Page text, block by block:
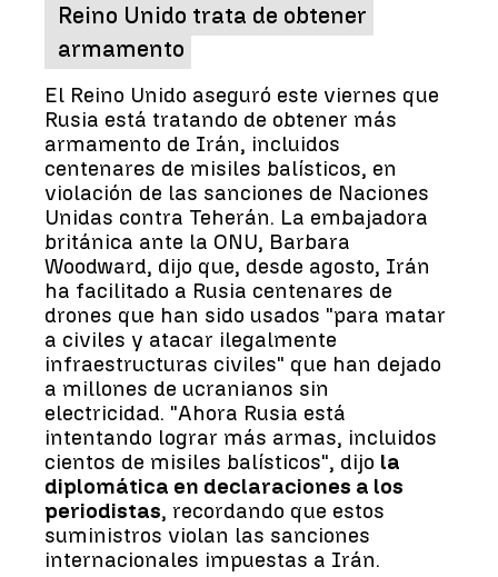
Reino Unido trata de obtener
armamento
El Reino Unido aseguró este viernes que
Rusia está tratando de obtener más
armamento de Irán, incluidos
centenares de misiles balísticos, en
violación de las sanciones de Naciones
Unidas contra Teherán. La embajadora
británica ante la ONU, Barbara
Woodward, dijo que, desde agosto, Irán
ha facilitado a Rusia centenares de
drones que han sido usados "para matar
a civiles y atacar ilegalmente
infraestructuras civiles" que han dejado
a millones de ucranianos sin
electricidad. "Ahora Rusia está
intentando lograr más armas, incluidos
cientos de misiles balísticos", dijo la
diplomática en declaraciones a los
periodistas, recordando que estos
suministros violan las sanciones
internacionales impuestas a Irán.